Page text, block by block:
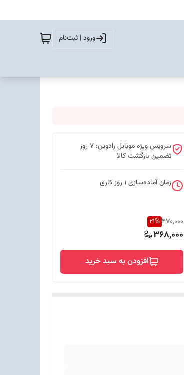
ورود | ثبت‌نام
سرویس ویژه موبایل رادوین: 7 روز
تضمین بازگشت کالا
زمان آماده‌سازی 1 روز کاری
470,000
21%
368,000
افزودن به سبد خرید